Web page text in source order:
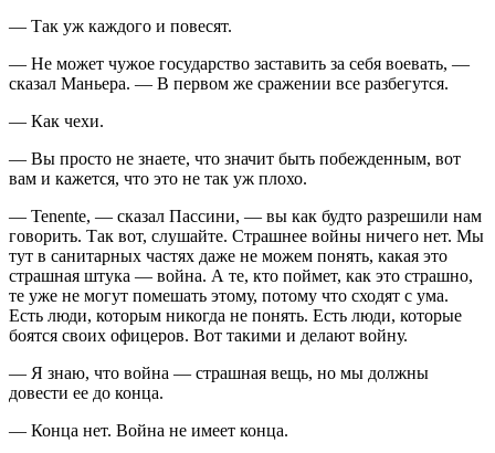
— Так уж каждого и повесят.
— Не может чужое государство заставить за себя воевать, —
сказал Маньера. — В первом же сражении все разбегутся.
— Как чехи.
— Вы просто не знаете, что значит быть побежденным, вот
вам и кажется, что это не так уж плохо.
— Tenente, — сказал Пассини, — вы как будто разрешили нам
говорить. Так вот, слушайте. Страшнее войны ничего нет. Мы
тут в санитарных частях даже не можем понять, какая это
страшная штука — война. А те, кто поймет, как это страшно,
те уже не могут помешать этому, потому что сходят с ума.
Есть люди, которым никогда не понять. Есть люди, которые
боятся своих офицеров. Вот такими и делают войну.
— Я знаю, что война — страшная вещь, но мы должны
довести ее до конца.
— Конца нет. Война не имеет конца.